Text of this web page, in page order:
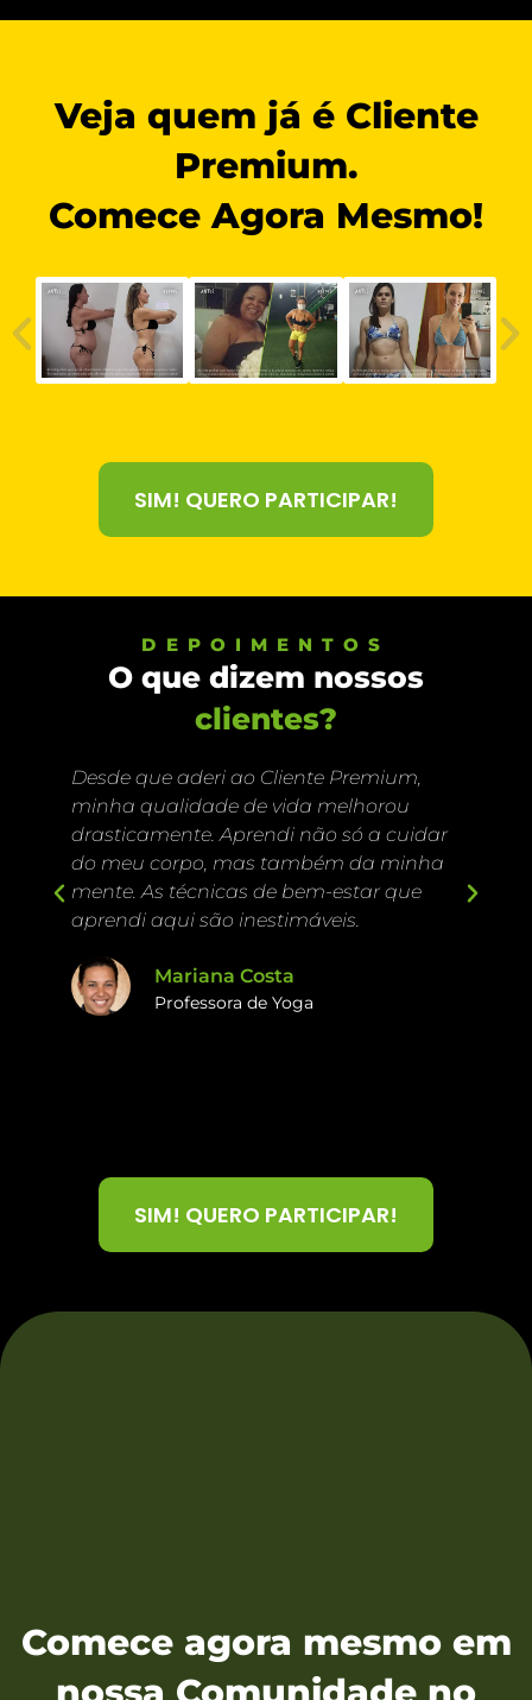
Veja quem já é Cliente
Premium.
Comece Agora Mesmo!
SIM! QUERO PARTICIPAR!
DEPOIMENTOS
O que dizem nossos
clientes?
Desde que aderi ao Cliente Premium,
minha qualidade de vida melhorou
drasticamente. Aprendi não só a cuidar
do meu corpo, mas também da minha
mente. As técnicas de bem-estar que
aprendi aqui são inestimáveis.
Mariana Costa
Professora de Yoga
SIM! QUERO PARTICIPAR!
Comece agora mesmo em